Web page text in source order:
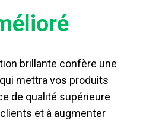
brillante confère une
mettra vos produits
de qualité supérieure
et à augmenter